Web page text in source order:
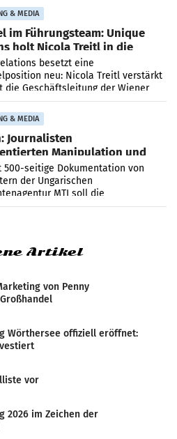
& MEDIA
im Führungsteam: Unique
holt Nicola Treitl in die
besetzt eine
neu: Nicola Treitl verstärkt
die Geschäftsleitung der Wiener
an der Seite von Josef Kalina und
Mahr.
& MEDIA
Journalisten
Manipulation und
500-seitige Dokumentation von
der Ungarischen
MTI soll die
Nachrichten-Manipulation und
Artikel
von Penny
Wörthersee offiziell eröffnet:
vor
2026 im Zeichen der